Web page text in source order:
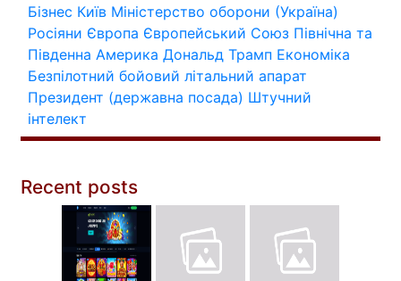
Бізнес Київ Міністерство оборони (Україна)
Росіяни Європа Європейський Союз Північна та
Південна Америка Дональд Трамп Економіка
Безпілотний бойовий літальний апарат
Президент (державна посада) Штучний
інтелект
Recent posts